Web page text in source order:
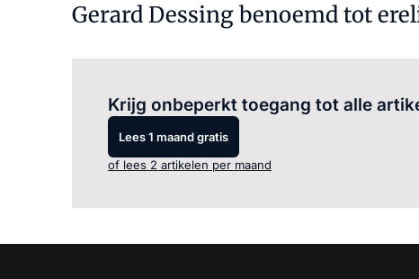
Gerard Dessing benoemd tot
Krijg onbeperkt toegang tot alle
Lees 1 maand gratis
of lees 2 artikelen per maand